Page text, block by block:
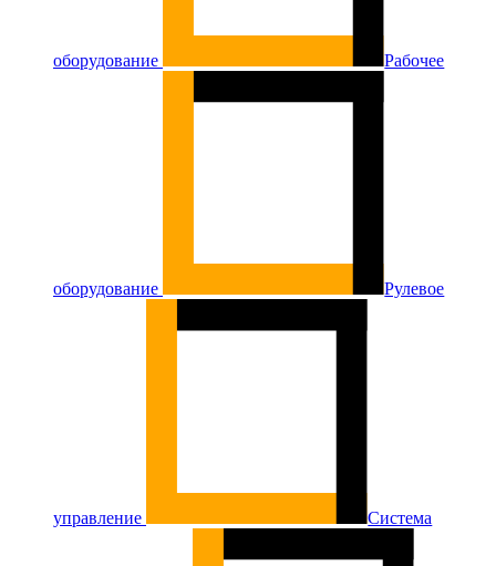
оборудование Рабочее
оборудование Рулевое
управление Система